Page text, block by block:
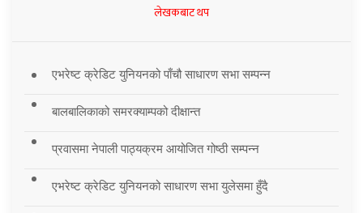
लेखकबाट थप
एभरेष्ट क्रेडिट युनियनको पाँचौ साधारण सभा सम्पन्न
बालबालिकाको समरक्याम्पको दीक्षान्त
प्रवासमा नेपाली पाठ्यक्रम आयोजित गोष्ठी सम्पन्न
एभरेष्ट क्रेडिट युनियनको साधारण सभा युलेसमा हुँदै